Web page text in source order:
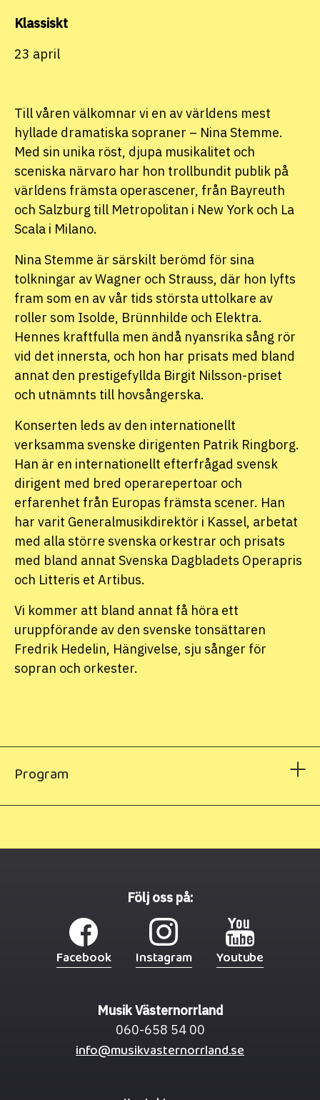
Klassiskt
23 april
Till våren välkomnar vi en av världens mest
hyllade dramatiska sopraner – Nina Stemme.
Med sin unika röst, djupa musikalitet och
sceniska närvaro har hon trollbundit publik på
världens främsta operascener, från Bayreuth
och Salzburg till Metropolitan i New York och La
Scala i Milano.
Nina Stemme är särskilt berömd för sina
tolkningar av Wagner och Strauss, där hon lyfts
fram som en av vår tids största uttolkare av
roller som Isolde, Brünnhilde och Elektra.
Hennes kraftfulla men ändå nyansrika sång rör
vid det innersta, och hon har prisats med bland
annat den prestigefyllda Birgit Nilsson-priset
och utnämnts till hovsångerska.
Konserten leds av den internationellt
verksamma svenske dirigenten Patrik Ringborg.
Han är en internationellt efterfrågad svensk
dirigent med bred operarepertoar och
erfarenhet från Europas främsta scener. Han
har varit Generalmusikdirektör i Kassel, arbetat
med alla större svenska orkestrar och prisats
med bland annat Svenska Dagbladets Operapris
och Litteris et Artibus.
Vi kommer att bland annat få höra ett
uruppförande av den svenske tonsättaren
Fredrik Hedelin, Hängivelse, sju sånger för
sopran och orkester.
Program
Musik Västernorrland
060-658 54 00
info@musikvasternorrland.se
Följ oss på:
Facebook Instagram Youtube